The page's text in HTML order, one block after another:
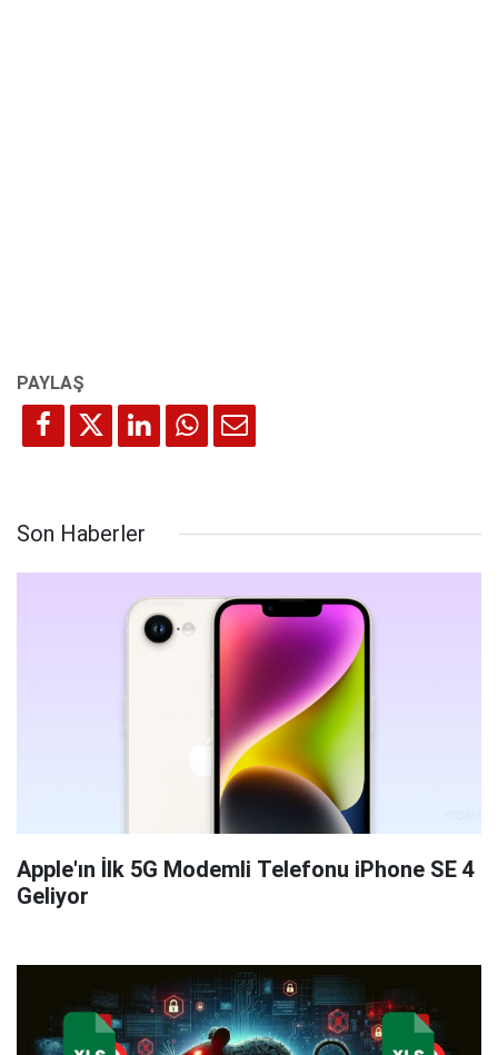
Son Haberler
Apple'ın İlk 5G Modemli Telefonu iPhone SE 4
Geliyor